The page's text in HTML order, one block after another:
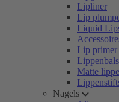
Lipliner
Lip
Liquid
Lip primer
Matte
Nagels